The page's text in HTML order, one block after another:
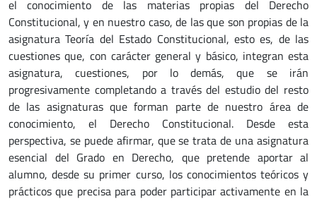
el conocimiento de las materias propias del Derecho
Constitucional, y en nuestro caso, de las que son propias de la
asignatura Teoría del Estado Constitucional, esto es, de las
cuestiones que, con carácter general y básico, integran esta
asignatura, cuestiones, por lo demás, que se irán
progresivamente completando a través del estudio del resto
de las asignaturas que forman parte de nuestro área de
conocimiento, el Derecho Constitucional. Desde esta
perspectiva, se puede afirmar, que se trata de una asignatura
esencial del Grado en Derecho, que pretende aportar al
alumno, desde su primer curso, los conocimientos teóricos y
prácticos que precisa para poder participar activamente en la